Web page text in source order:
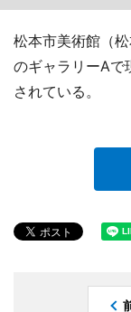
松本市美術館（
のギャラリーAで
されている。